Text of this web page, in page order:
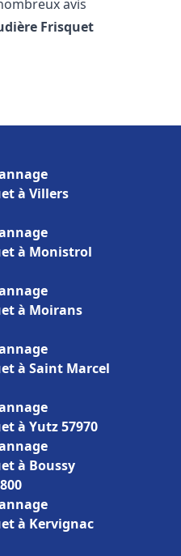
avis
Frisquet
à Villers
à Monistrol
à Moirans
à Saint Marcel
à Yutz 57970
à Boussy
à Kervignac